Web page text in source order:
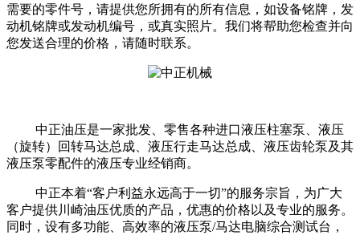
需要的零件号，请提供您所拥有的所有信息，如设备铭牌，发
动机铭牌或发动机编号，或真实照片。我们将帮助您检查并向
您发送合理的价格，请随时联系。
中正油压是一家批发、零售各种进口液压柱塞泵、液压
（旋转）回转马达总成、液压行走马达总成、液压齿轮泵及其
液压泵零配件的液压专业经销商。
中正本着“客户利益永远高于一切”的服务宗旨，为广大
客户提供川崎油压优质的产品，优惠的价格以及专业的服务。
同时，设有多功能、高效率的液压泵/马达电脑综合测试台，